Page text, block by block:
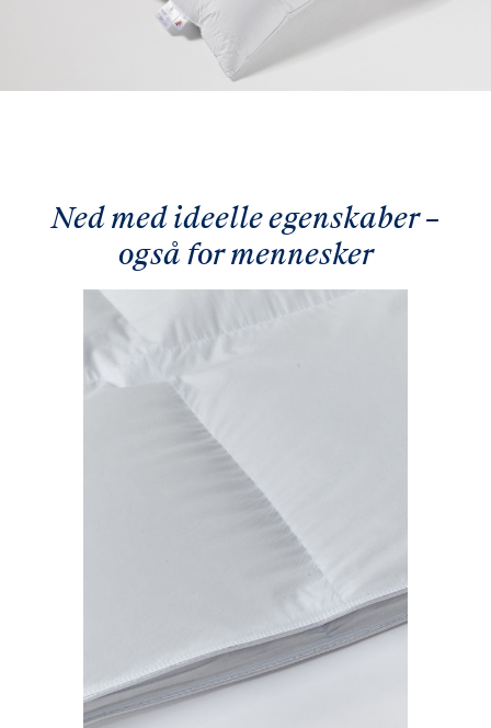
Ned med ideelle egenskaber –
også for mennesker